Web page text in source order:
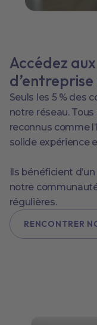
Accédez
Seuls les 5 % des
notre réseau.
reconnus comme
solide expérience
Ils bénéficient
notre
régulières.
RENCONTRER